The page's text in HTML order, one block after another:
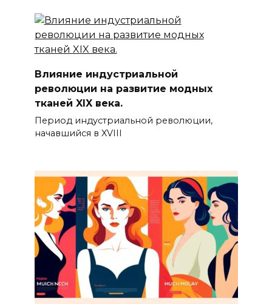
Влияние индустриальной
революции на развитие модных
тканей XIX века.
Период индустриальной революции,
начавшийся в XVIII